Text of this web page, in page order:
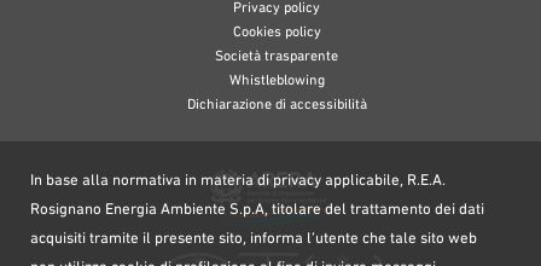
Privacy policy
Cookies policy
Società trasparente
Whistleblowing
Dichiarazione di accessibilità
In base alla normativa in materia di privacy applicabile, R.E.A.
Rosignano Energia Ambiente S.p.A, titolare del trattamento dei dati
acquisiti tramite il presente sito, informa l’utente che tale sito web